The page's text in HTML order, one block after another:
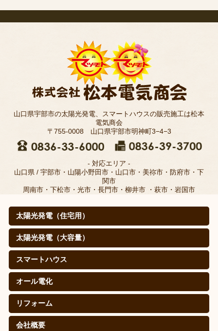
山口県宇部市の太陽光発電、スマートハウスの販売施工は松本
電気商会
〒755-0008 山口県宇部市明神町3−4−3
- 対応エリア -
山口県 / 宇部市・山陽小野田市・山口市・美祢市・防府市・下
関市
周南市・下松市・光市・長門市・柳井市 ・萩市・岩国市
太陽光発電（住宅用）
太陽光発電（住宅用）
太陽光発電の仕組みは？
取扱メーカー
職人のこだわり(松本電気商会のこだわり)
施工例
寄棟屋根の皆さま
価格
導入効果（㊙真実データ）
太陽光発電（大容量）
太陽光発電（大容量）
シャープを選ぶ理由
施工実績
スマートハウス
スマートハウス
蓄電池（自給自足スタイル）
EV・PHEV(PHV)車充電システム
オール電化
オール電化
エコキュート
IHクッキングヒーター
リフォーム
リフォーム
会社概要